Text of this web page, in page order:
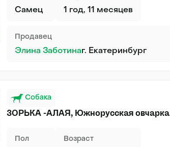
Самец 1 год, 11 месяцев
Продавец
Элина Заботинаг. Екатеринбург
Собака
ЗОРЬКА -АЛАЯ, Южнорусская овчарка
Пол Возраст